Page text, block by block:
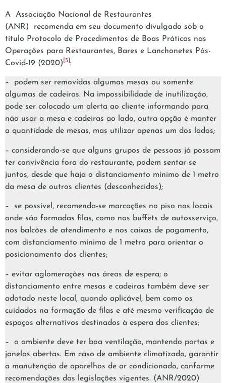
A Associação Nacional de Restaurantes
(ANR) recomenda em seu documento divulgado sob o
título Protocolo de Procedimentos de Boas Práticas nas
Operações para Restaurantes, Bares e Lanchonetes Pós-
Covid-19 (2020) [5] :
– podem ser removidas algumas mesas ou somente
algumas de cadeiras. Na impossibilidade de inutilizaçáo,
pode ser colocado um alerta ao cliente informando para
náo usar a mesa e cadeiras ao lado, outra opção é manter
a quantidade de mesas, mas utilizar apenas um dos lados;
– considerando-se que alguns grupos de pessoas já possam
ter convivência fora do restaurante, podem sentar-se
juntos, desde que haja o distanciamento mínimo de 1 metro
da mesa de outros clientes (desconhecidos);
– se possível, recomenda-se marcações no piso nos locais
onde sáo formadas filas, como nos buffets de autosserviço,
nos balcões de atendimento e nos caixas de pagamento,
com distanciamento mínimo de 1 metro para orientar o
posicionamento dos clientes;
– evitar aglomerações nas áreas de espera; o
distanciamento entre mesas e cadeiras também deve ser
adotado neste local, quando aplicável, bem como os
cuidados na formação de filas e até mesmo verificaçáo de
espaços alternativos destinados à espera dos clientes;
– o ambiente deve ter boa ventilação, mantendo portas e
janelas abertas. Em caso de ambiente climatizado, garantir
a manutençáo de aparelhos de ar condicionado, conforme
recomendações das legislações vigentes. (ANR/2020)